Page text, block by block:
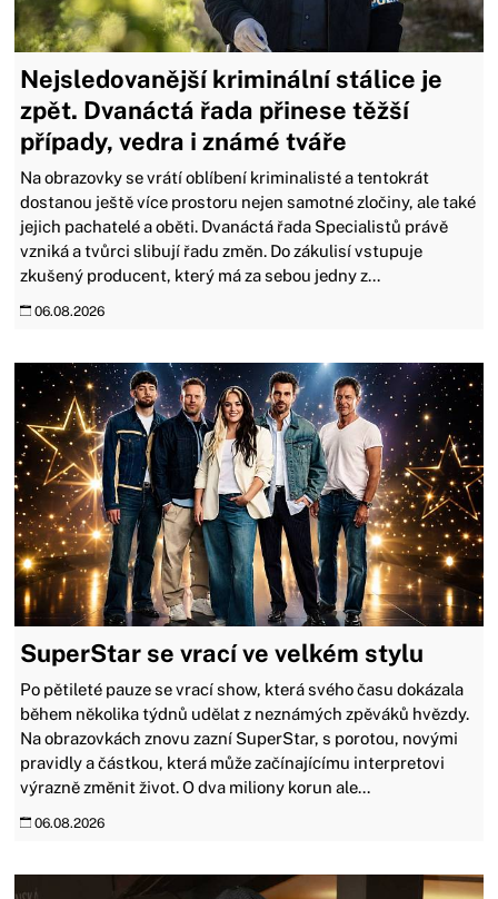
Nejsledovanější kriminální stálice je
zpět. Dvanáctá řada přinese těžší
případy, vedra i známé tváře
Na obrazovky se vrátí oblíbení kriminalisté a tentokrát
dostanou ještě více prostoru nejen samotné zločiny, ale také
jejich pachatelé a oběti. Dvanáctá řada Specialistů právě
vzniká a tvůrci slibují řadu změn. Do zákulisí vstupuje
zkušený producent, který má za sebou jedny z...
06.08.2026
SuperStar se vrací ve velkém stylu
Po pětileté pauze se vrací show, která svého času dokázala
během několika týdnů udělat z neznámých zpěváků hvězdy.
Na obrazovkách znovu zazní SuperStar, s porotou, novými
pravidly a částkou, která může začínajícímu interpretovi
výrazně změnit život. O dva miliony korun ale...
06.08.2026